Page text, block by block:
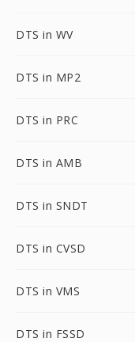
DTS in WV
DTS in MP2
DTS in PRC
DTS in AMB
DTS in SNDT
DTS in CVSD
DTS in VMS
DTS in FSSD